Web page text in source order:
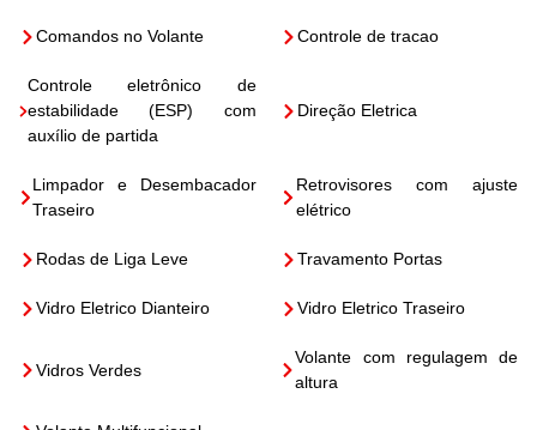
Comandos no Volante Controle de tracao
Controle eletrônico de
estabilidade (ESP) com
auxílio de partida
Direção Eletrica
Limpador e Desembacador
Traseiro
Retrovisores com ajuste
elétrico
Rodas de Liga Leve Travamento Portas
Vidro Eletrico Dianteiro Vidro Eletrico Traseiro
Vidros Verdes
Volante com regulagem de
altura